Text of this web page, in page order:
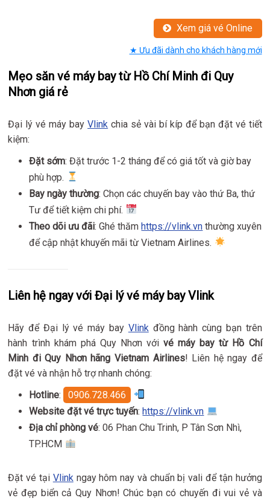
Xem giá vé Online
★ Ưu đãi dành cho khách hàng mới
Mẹo săn vé máy bay từ Hồ Chí Minh đi Quy
Nhơn giá rẻ
Đại lý vé máy bayVlink chia sẻ vài bí kíp để bạn đặt vé tiết
kiệm:
Đặt sớm: Đặt trước 1-2 tháng để có giá tốt và giờ bay
phù hợp.
Bay ngày thường: Chọn các chuyến bay vào thứ Ba, thứ
Tư để tiết kiệm chi phí.
Theo dõi ưu đãi: Ghé thămhttps://vlink.vn thường xuyên
để cập nhật khuyến mãi từ Vietnam Airlines.
Liên hệ ngay với Đại lý vé máy bay Vlink
Hãy để Đại lý vé máy bay Vlinkđồng hành cùng bạn trên
hành trình khám phá Quy Nhơn vớivé máy bay từ Hồ Chí
Minh đi Quy Nhơn hãng Vietnam Airlines! Liên hệ ngay để
đặt vé và nhận hỗ trợ nhanh chóng:
Hotline:
0906.728.466
Website đặt vé trực tuyến:https://vlink.vn
Địa chỉ phòng vé: 06 Phan Chu Trinh, P Tân Sơn Nhì,
TP.HCM
Đặt vé tại Vlinkngay hôm nay và chuẩn bị vali để tận hưởng
vẻ đẹp biển cả Quy Nhơn! Chúc bạn có chuyến đi vui vẻ và